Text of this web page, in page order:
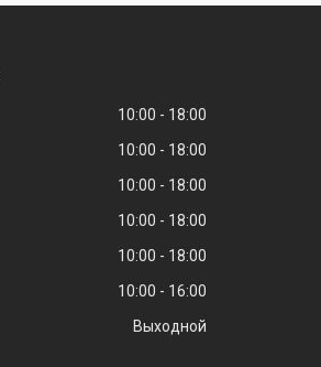
10:00
18:00
10:00
18:00
10:00
18:00
10:00
18:00
10:00
18:00
10:00
16:00
Выходной